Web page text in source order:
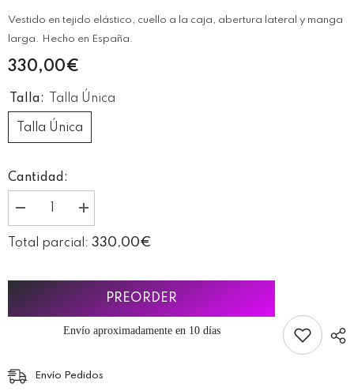
Vestido en tejido elástico, cuello a la caja, abertura lateral y manga
larga. Hecho en España.
330,00€
Talla: Talla Única
Talla Única
Cantidad:
Error:
Missing
interpolation
for
cantidad
}}&quot;
I18n
Error:
Missing
interpolation
for
&quot;Aumentar
cantidad
de
Total parcial: 330,00€
PREORDER
Envío aproximadamente en 10 días
Envío Pedidos